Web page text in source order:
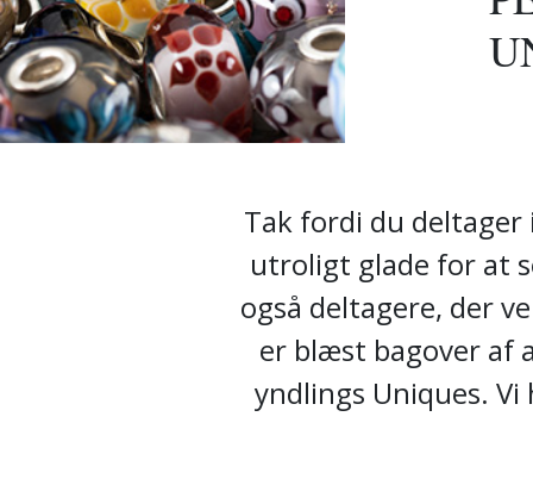
Tak fordi du deltager
utroligt glade for at
også deltagere, der
er blæst bagover af
yndlings Uniques.